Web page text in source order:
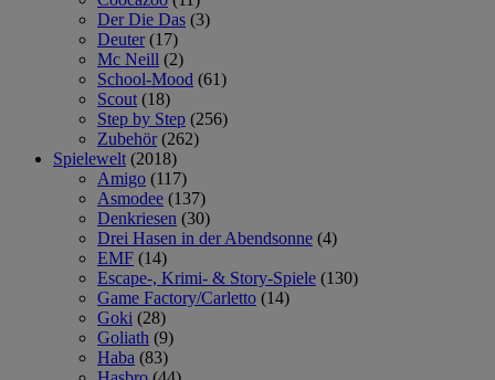
Der Die Das (3)
Deuter (17)
Mc Neill (2)
School-Mood (61)
Scout (18)
Step by Step (256)
Zubehör (262)
Spielewelt (2018)
Amigo (117)
Asmodee (137)
Denkriesen (30)
Drei Hasen in der Abendsonne (4)
EMF (14)
Escape-, Krimi- & Story-Spiele (130)
Game Factory/Carletto (14)
Goki (28)
Goliath (9)
Haba (83)